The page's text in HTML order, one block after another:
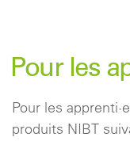
Pour les
Pour les
produits NIBT